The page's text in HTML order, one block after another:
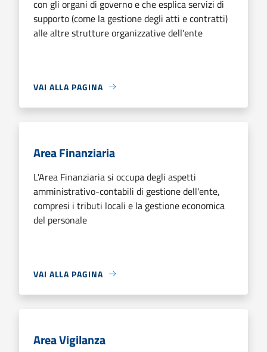
con gli organi di governo e che esplica servizi di
supporto (come la gestione degli atti e contratti)
alle altre strutture organizzative dell'ente
VAI ALLA PAGINA
Area Finanziaria
L'Area Finanziaria si occupa degli aspetti
amministrativo-contabili di gestione dell'ente,
compresi i tributi locali e la gestione economica
del personale
VAI ALLA PAGINA
Area Vigilanza